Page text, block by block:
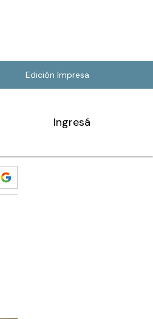
Edición Impresa
Ingresá